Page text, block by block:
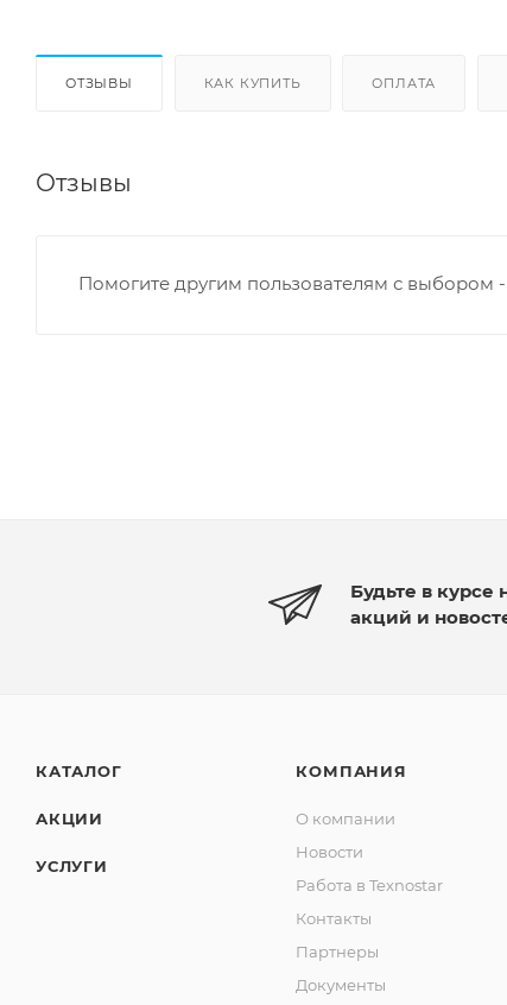
ОТЗЫВЫ КАК КУПИТЬ ОПЛАТА
Отзывы
Помогите другим пользователям с выбором
Будьте в курсе
акций и
КАТАЛОГ
АКЦИИ
УСЛУГИ
КОМПАНИЯ
О компании
Новости
Работа в Texnostar
Контакты
Партнеры
Документы